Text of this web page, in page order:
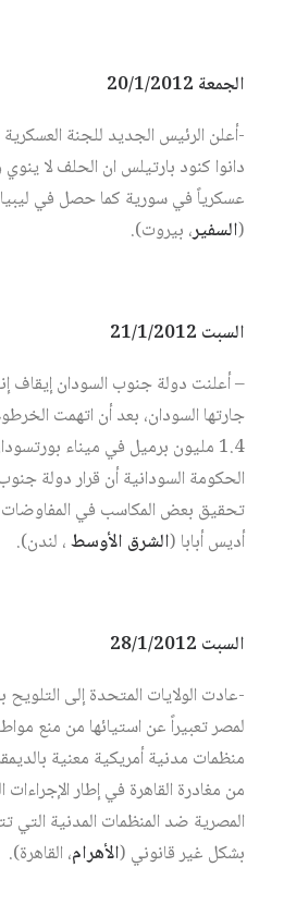
الجمعة 20/1/2012
-أعلن الرئيس الجديد للجنة
دانوا كنود بارتيلس ان الحلف لا
(السفير، بيروت).
السبت 21/1/2012
– أعلنت دولة جنوب السودان إيقاف
جارتها السودان، بعد أن اتهمت
1.4 مليون برميل في ميناء
الحكومة السودانية أن قرار دولة
تحقيق بعض المكاسب في
أديس أبابا (الشرق الأوسط، لندن).
السبت 28/1/2012
-عادت الولايات المتحدة إلى
لمصر تعبيراً عن استيائها من منع
منظمات مدنية أمريكية معنية
من مغادرة القاهرة في إطار
المصرية ضد المنظمات المدنية التي
بشكل غير قانوني (الأهرام، القاهرة).